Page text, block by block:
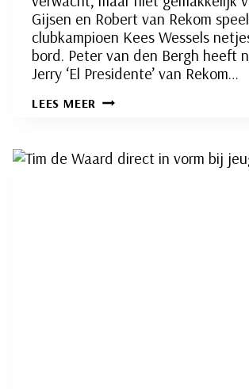
Gijsen en Robert van Rekom
clubkampioen Kees Wessels
bord. Peter van den Bergh heeft
Jerry ‘El Presidente’ van Rekom…
LEES MEER TWEE
MET